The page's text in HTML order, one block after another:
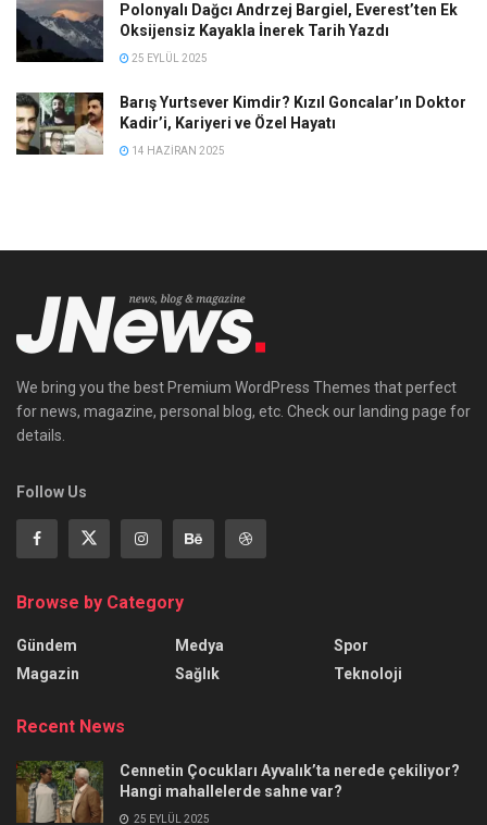
Polonyalı Dağcı Andrzej Bargiel, Everest’ten Ek
Oksijensiz Kayakla İnerek Tarih Yazdı
25 EYLÜL 2025
Barış Yurtsever Kimdir? Kızıl Goncalar’ın Doktor
Kadir’i, Kariyeri ve Özel Hayatı
14 HAZIRAN 2025
We bring you the best Premium WordPress Themes that perfect
for news, magazine, personal blog, etc. Check our landing page for
details.
Follow Us
Browse by Category
Gündem
Magazin
Medya
Sağlık
Spor
Teknoloji
Recent News
Cennetin Çocukları Ayvalık’ta nerede çekiliyor?
Hangi mahallelerde sahne var?
25 EYLÜL 2025